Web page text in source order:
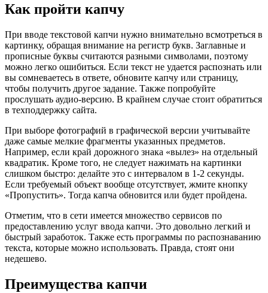
Как пройти капчу
При вводе текстовой капчи нужно внимательно всмотреться в
картинку, обращая внимание на регистр букв. Заглавные и
прописные буквы считаются разными символами, поэтому
можно легко ошибиться. Если текст не удается распознать или
вы сомневаетесь в ответе, обновите капчу или страницу,
чтобы получить другое задание. Также попробуйте
прослушать аудио-версию. В крайнем случае стоит обратиться
в техподдержку сайта.
При выборе фотографий в графической версии учитывайте
даже самые мелкие фрагменты указанных предметов.
Например, если край дорожного знака «вылез» на отдельный
квадратик. Кроме того, не следует нажимать на картинки
слишком быстро: делайте это с интервалом в 1-2 секунды.
Если требуемый объект вообще отсутствует, жмите кнопку
«Пропустить». Тогда капча обновится или будет пройдена.
Отметим, что в сети имеется множество сервисов по
предоставлению услуг ввода капчи. Это довольно легкий и
быстрый заработок. Также есть программы по распознаванию
текста, которые можно использовать. Правда, стоят они
недешево.
Преимущества капчи